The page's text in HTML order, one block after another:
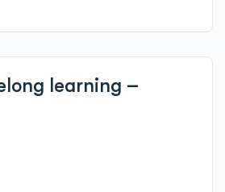
learning –